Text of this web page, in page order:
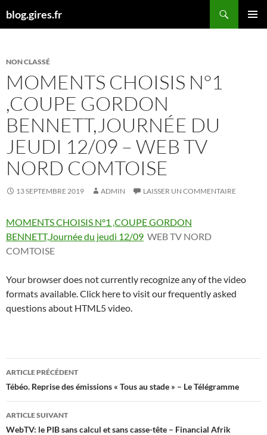
aublog.gires.fr
NON CLASSÉ
MOMENTS CHOISIS N°1
,COUPE GORDON
BENNETT,JOURNÉE DU
JEUDI 12/09 – WEB TV
NORD COMTOISE
13 SEPTEMBRE 2019 ADMIN LAISSER UN COMMENTAIRE
MOMENTS CHOISIS N°1 ,COUPE GORDON
BENNETT,Journée du jeudi 12/09 WEB TV NORD
COMTOISE
Your browser does not currently recognize any of the video
formats available. Click here to visit our frequently asked
questions about HTML5 video.
Navigation
des
articles
ARTICLE PRÉCÉDENT
Tébéo. Reprise des émissions « Tous au stade » – Le Télégramme
ARTICLE SUIVANT
WebTV: le PIB sans calcul et sans casse-tête – Financial Afrik